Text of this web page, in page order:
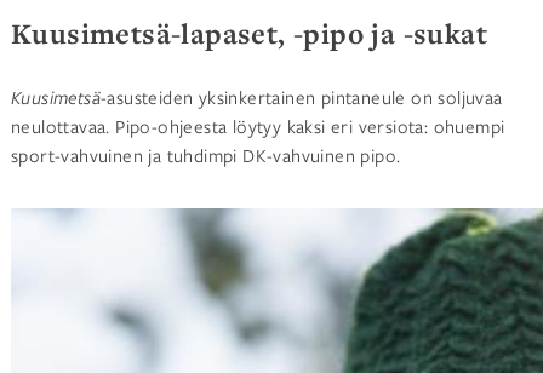
Kuusimetsä-lapaset, -pipo ja -sukat
Kuusimetsä-asusteiden yksinkertainen pintaneule on soljuvaa
neulottavaa. Pipo-ohjeesta löytyy kaksi eri versiota: ohuempi
sport-vahvuinen ja tuhdimpi DK-vahvuinen pipo.